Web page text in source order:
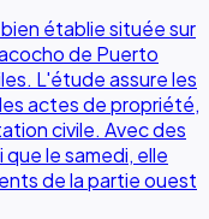
établie située sur
de Puerto
L'étude assure les
actes de propriété,
civile. Avec des
que le samedi, elle
de la partie ouest